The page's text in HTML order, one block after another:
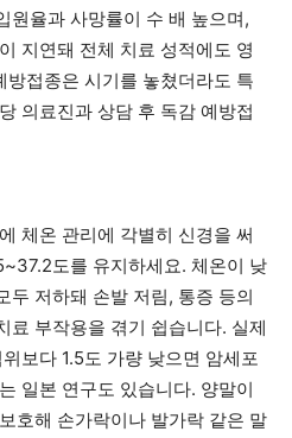
원율과 사망률이 수 배 높으며,
지연돼 전체 치료 성적에도 영
접종은 시기를 놓쳤더라도 특
의료진과 상담 후 독감 예방접
체온 관리에 각별히 신경을 써
도를 유지하세요. 체온이 낮
두 저하돼 손발 저림, 통증 등의
료 부작용을 겪기 쉽습니다. 실제
보다 1.5도 가량 낮으면 암세포
일본 연구도 있습니다. 양말이
호해 손가락이나 발가락 같은 말